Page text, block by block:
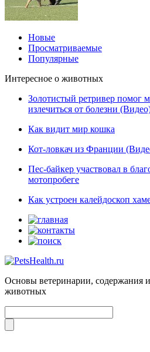
Новые
Просматриваемые
Популярные
Интересное о животных
Золотистый ретривер помог
излечиться от болезни
Как видит мир кошка
Кот-ловкач из Франции
Пес-байкер участвовал в
мотопробеге
Как устроен калейдоскоп
Основы ветеринарии, содержания
животных